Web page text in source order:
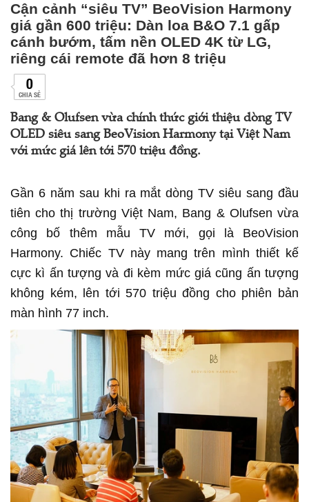
Cận cảnh “siêu TV” BeoVision Harmony
giá gần 600 triệu: Dàn loa B&O 7.1 gấp
cánh bướm, tấm nền OLED 4K từ LG,
riêng cái remote đã hơn 8 triệu
0
CHIA SẺ
Bang & Olufsen vừa chính thức giới thiệu dòng TV
OLED siêu sang BeoVision Harmony tại Việt Nam
với mức giá lên tới 570 triệu đồng.
Gần 6 năm sau khi ra mắt dòng TV siêu sang đầu
tiên cho thị trường Việt Nam, Bang & Olufsen vừa
công bố thêm mẫu TV mới, gọi là BeoVision
Harmony. Chiếc TV này mang trên mình thiết kế
cực kì ấn tượng và đi kèm mức giá cũng ấn tượng
không kém, lên tới 570 triệu đồng cho phiên bản
màn hình 77 inch.